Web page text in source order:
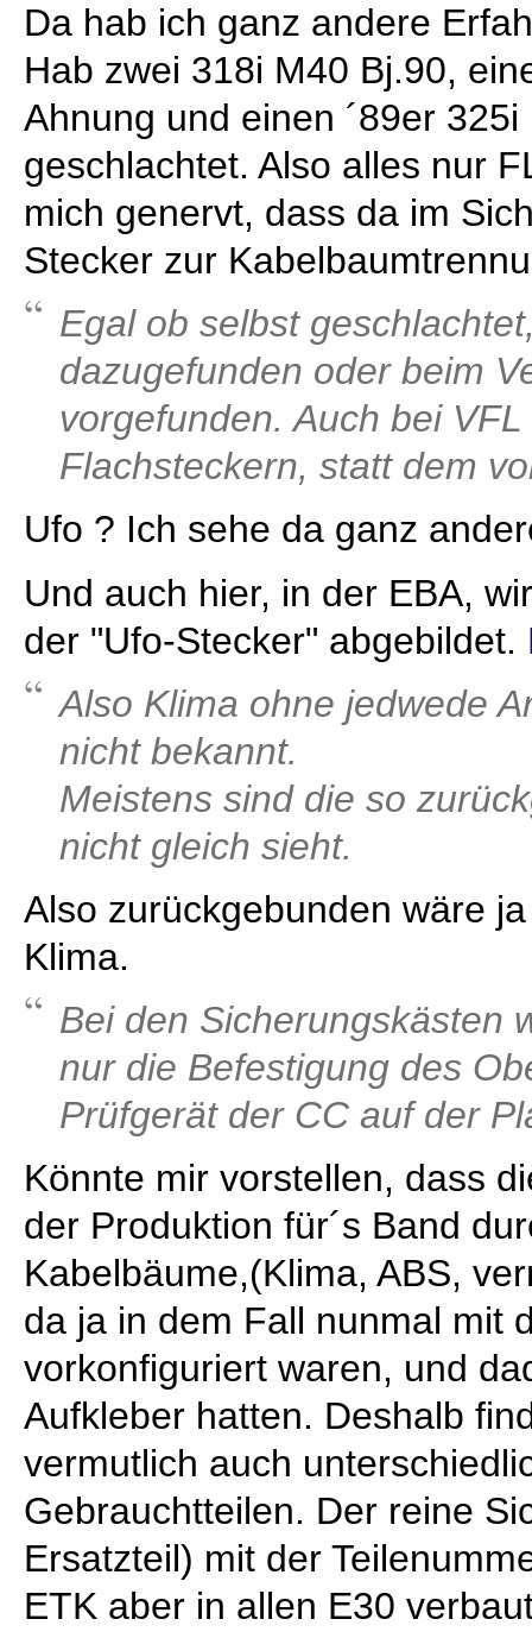
Da hab ich ganz andere
Hab zwei 318i M40 Bj.90,
Ahnung und einen ´89er
geschlachtet. Also alles nur
mich genervt, dass da im
Stecker zur
Egal ob selbst
dazugefunden oder beim
vorgefunden. Auch bei
Flachsteckern, statt dem
Ufo ? Ich sehe da ganz
Und auch hier, in der EBA,
der "Ufo-Stecker" abgebildet.
Also Klima ohne jedwede
nicht bekannt.
Meistens sind die so
nicht gleich sieht.
Also zurückgebunden wäre
Klima.
Bei den Sicherungskästen
nur die Befestigung des
Prüfgerät der CC auf der
Könnte mir vorstellen, dass
der Produktion für´s Band
Kabelbäume,(Klima, ABS,
da ja in dem Fall nunmal mit
vorkonfiguriert waren, und
Aufkleber hatten. Deshalb
vermutlich auch
Gebrauchtteilen. Der reine
Ersatzteil) mit der
ETK aber in allen E30